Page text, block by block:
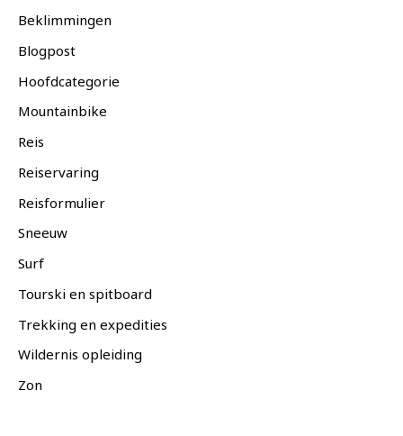
Beklimmingen
Blogpost
Hoofdcategorie
Mountainbike
Reis
Reiservaring
Reisformulier
Sneeuw
Surf
Tourski en spitboard
Trekking en expedities
Wildernis opleiding
Zon